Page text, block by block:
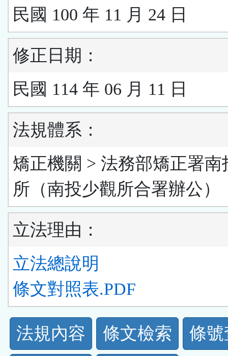
民國 100 年 11 月 24 日
修正日期：
民國 114 年 06 月 11 日
法規體系：
矯正機關 > 法務部矯正署南
所（南投少觀所合署辦公）
立法理由：
立法總說明
條文對照表.PDF
法
法規內容 條文檢索
條